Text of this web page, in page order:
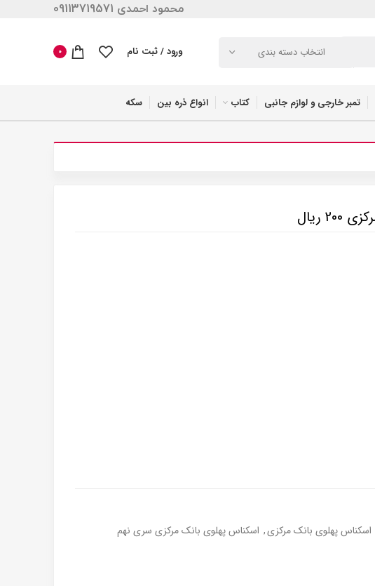
محمود احمدی 09113719571
انتخاب دسته بندی ورود / ثبت نام 0
تمبر خارجی و لوازم جانبی کتاب انواع ذره بین سکه
اسکناس پهلوی بانک مرکزی, اسکناس پهلوی بانک مرکزی سری نهم